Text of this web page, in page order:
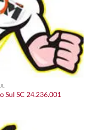
Sul SC 24.236.001